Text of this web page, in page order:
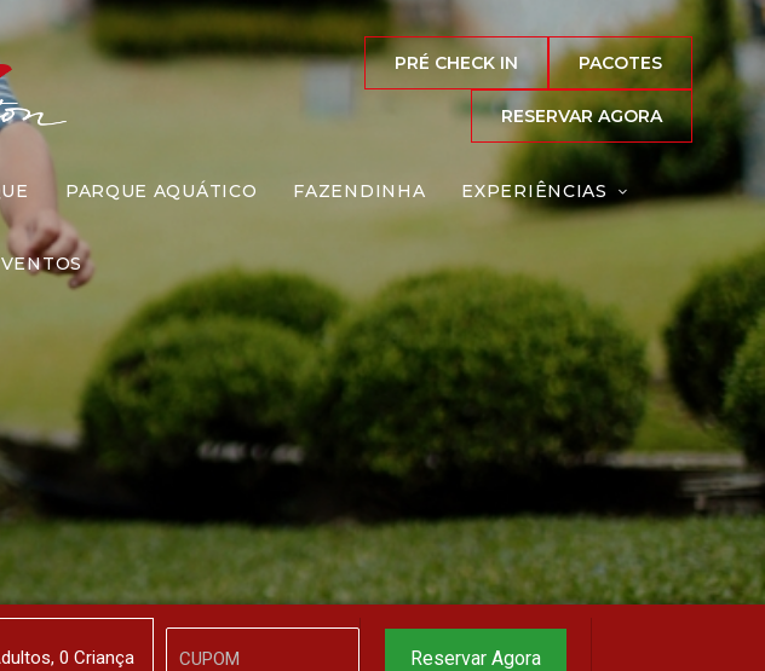
PRÉ CHECK IN PACOTES
RESERVAR AGORA
PARQUE AQUÁTICO FAZENDINHA EXPERIÊNCIAS
s, 0 Criança
Reserve agora, com
o melhor preço
garantido
▼
Reservar Agora